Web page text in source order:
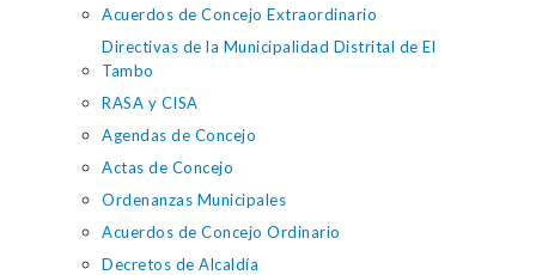
Acuerdos de Concejo Extraordinario
Directivas de la Municipalidad Distrital de El
Tambo
RASA y CISA
Agendas de Concejo
Actas de Concejo
Ordenanzas Municipales
Acuerdos de Concejo Ordinario
Decretos de Alcaldía